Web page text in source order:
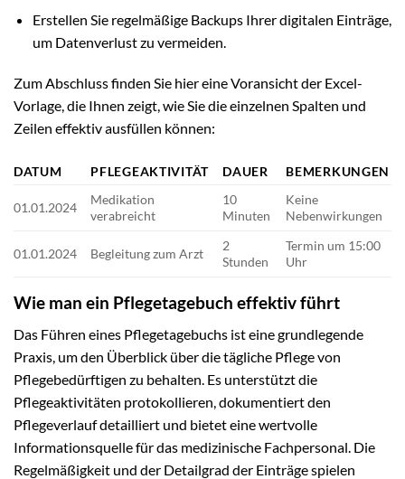
Erstellen Sie regelmäßige Backups Ihrer digitalen Einträge,
um Datenverlust zu vermeiden.
Zum Abschluss finden Sie hier eine Voransicht der Excel-
Vorlage, die Ihnen zeigt, wie Sie die einzelnen Spalten und
Zeilen effektiv ausfüllen können:
DATUM PFLEGEAKTIVITÄT DAUER BEMERKUNGEN
01.01.2024
Medikation
verabreicht
10
Minuten
Keine
Nebenwirkungen
01.01.2024 Begleitung zum Arzt
2
Stunden
Termin um 15:00
Uhr
Wie man ein Pflegetagebuch effektiv führt
Das Führen eines Pflegetagebuchs ist eine grundlegende
Praxis, um den Überblick über die tägliche Pflege von
Pflegebedürftigen zu behalten. Es unterstützt die
Pflegeaktivitäten protokollieren, dokumentiert den
Pflegeverlauf detailliert und bietet eine wertvolle
Informationsquelle für das medizinische Fachpersonal. Die
Regelmäßigkeit und der Detailgrad der Einträge spielen